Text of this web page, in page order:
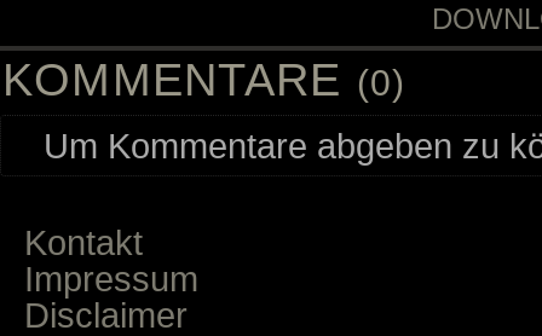
KOMMENTARE (0)
Um Kommentare abgeben zu
Kontakt
Impressum
Disclaimer